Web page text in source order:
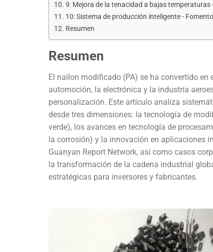
9: Mejora de la tenacidad a bajas
10: Sistema de producción inteligente -
Resumen
Resumen
El nailon modificado (PA) se ha convertido
automoción, la electrónica y la industria
personalización. Este artículo analiza
desde tres dimensiones: la tecnología de
verde), los avances en tecnología de
la corrosión) y la innovación en aplicaciones
Guanyan Report Network, así como casos
la transformación de la cadena industrial
estratégicas para inversores y fabricantes.